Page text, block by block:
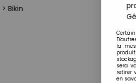
> Bikin
la
sera
retirer
en